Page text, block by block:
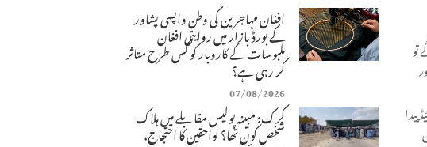
پیدا
افغان مہاجرین کی وطن واپسی پشاور
کے بورڈ بازار میں روایتی افغان
ملبوسات کے کاروبار کو کس طرح متاثر
کر رہی ہے؟
07/08/2026
کرک: مبینہ پولیس مقابلے میں ہلاک
شخص کون تھا؟ لواحقین کا احتجاج،